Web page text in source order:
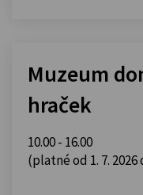
Muzeum
hraček
10.00 - 16.00
(platné od 1. 7. 2026